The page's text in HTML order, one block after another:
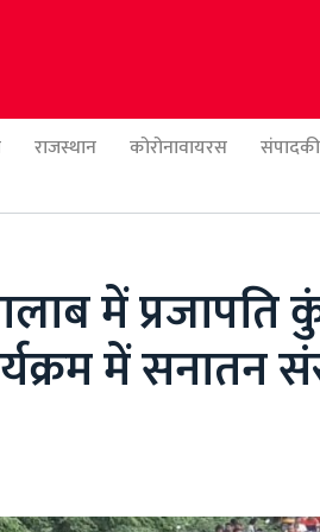
राजस्थान कोरोनावायरस
में
में सनातन